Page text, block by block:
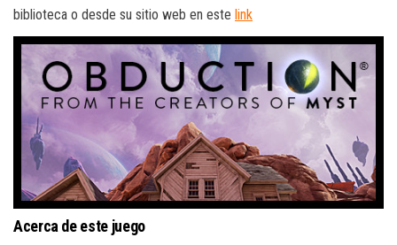
biblioteca o desde su sitio web en este link
Acerca de este juego